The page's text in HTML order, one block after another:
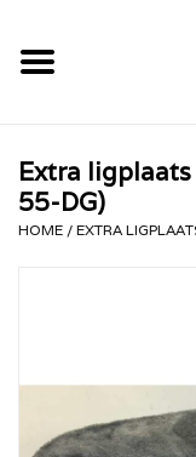
RHRQuality
Extra ligplaats
55-DG)
HOME / EXTRA